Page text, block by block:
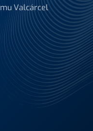
Valcárcel